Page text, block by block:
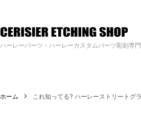
ハーレーパーツ・ハーレーカスタムパーツ彫刻専
ホーム これ知ってる? ハーレーストリートグ